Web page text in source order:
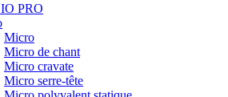
PRO
Micro
Micro de chant
Micro cravate
Micro serre-tête